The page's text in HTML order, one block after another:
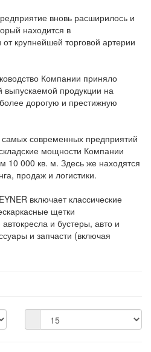
вновь расширилось и
находится в
крупнейшей торговой артерии
Компании приняло
продукции на
дорогую и престижную
современных предприятий
мощности Компании
10 000 кв. м. Здесь же находятся
продаж и логистики.
включает классические
щетки
и бустеры, авто и
и запчасти (включая